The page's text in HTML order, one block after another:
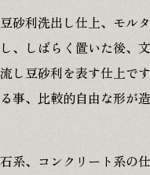
豆砂利洗出し仕上、モル
し、しばらく置いた後、
流し豆砂利を表す仕上で
る事、比較的自由な形が
石系、コンクリート系の